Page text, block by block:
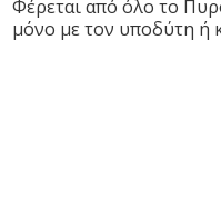
Φέρεται από όλο το
μόνο με τον υποδύτη ή